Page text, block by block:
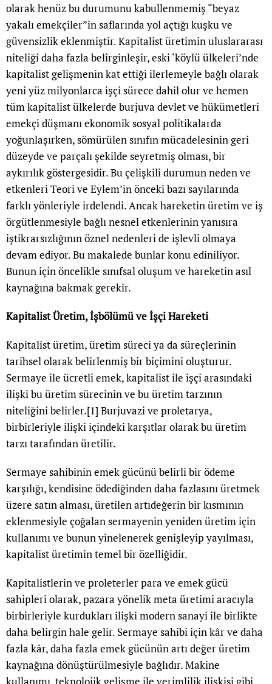
olarak henüz bu durumunu kabullenmemiş “beyaz
yakalı emekçiler”in saflarında yol açtığı kuşku ve
güvensizlik eklenmiştir. Kapitalist üretimin uluslararası
niteliği daha fazla belirginleşir, eski ‘köylü ülkeleri’nde
kapitalist gelişmenin kat ettiği ilerlemeyle bağlı olarak
yeni yüz milyonlarca işçi sürece dahil olur ve hemen
tüm kapitalist ülkelerde burjuva devlet ve hükümetleri
emekçi düşmanı ekonomik sosyal politikalarda
yoğunlaşırken, sömürülen sınıfın mücadelesinin geri
düzeyde ve parçalı şekilde seyretmiş olması, bir
aykırılık göstergesidir. Bu çelişkili durumun neden ve
etkenleri Teori ve Eylem’in önceki bazı sayılarında
farklı yönleriyle irdelendi. Ancak hareketin üretim ve iş
örgütlenmesiyle bağlı nesnel etkenlerinin yanısıra
iştikrarsızlığının öznel nedenleri de işlevli olmaya
devam ediyor. Bu makalede bunlar konu ediniliyor.
Bunun için öncelikle sınıfsal oluşum ve hareketin asıl
kaynağına bakmak gerekir.
Kapitalist Üretim, İşbölümü ve İşçi Hareketi
Kapitalist üretim, üretim süreci ya da süreçlerinin
tarihsel olarak belirlenmiş bir biçimini oluşturur.
Sermaye ile ücretli emek, kapitalist ile işçi arasındaki
ilişki bu üretim sürecinin ve bu üretim tarzının
niteliğini belirler.[1] Burjuvazi ve proletarya,
birbirleriyle ilişki içindeki karşıtlar olarak bu üretim
tarzı tarafından üretilir.
Sermaye sahibinin emek gücünü belirli bir ödeme
karşılığı, kendisine ödediğinden daha fazlasını üretmek
üzere satın alması, üretilen artıdeğerin bir kısmının
eklenmesiyle çoğalan sermayenin yeniden üretim için
kullanımı ve bunun yinelenerek genişleyip yayılması,
kapitalist üretimin temel bir özelliğidir.
Kapitalistlerin ve proleterler para ve emek gücü
sahipleri olarak, pazara yönelik meta üretimi aracıyla
birbirleriyle kurdukları ilişki modern sanayi ile birlikte
daha belirgin hale gelir. Sermaye sahibi için kâr ve daha
fazla kâr, daha fazla emek gücünün artı değer üretim
kaynağına dönüştürülmesiyle bağlıdır. Makine